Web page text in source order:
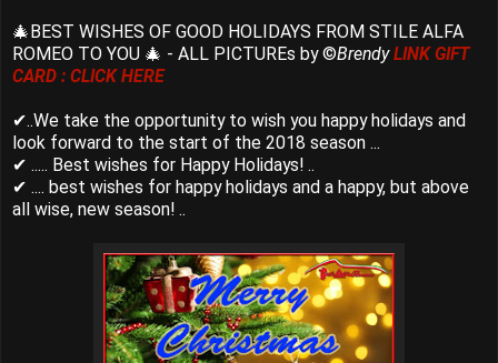
🎄BEST WISHES OF GOOD HOLIDAYS FROM STILE ALFA
ROMEO TO YOU 🎄 - ALL PICTUREs by ©BrendyLINK GIFT
CARD : CLICK HERE
✔..We take the opportunity to wish you happy holidays and
look forward to the start of the 2018 season ...
✔ ..... Best wishes for Happy Holidays! ..
✔ .... best wishes for happy holidays and a happy, but above
all wise, new season! ..